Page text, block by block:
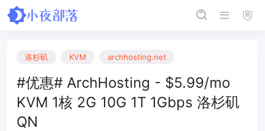
洛杉矶 KVM archhosting.net
#优惠# ArchHosting - $5.99/mo
KVM 1核 2G 10G 1T 1Gbps 洛杉矶
QN